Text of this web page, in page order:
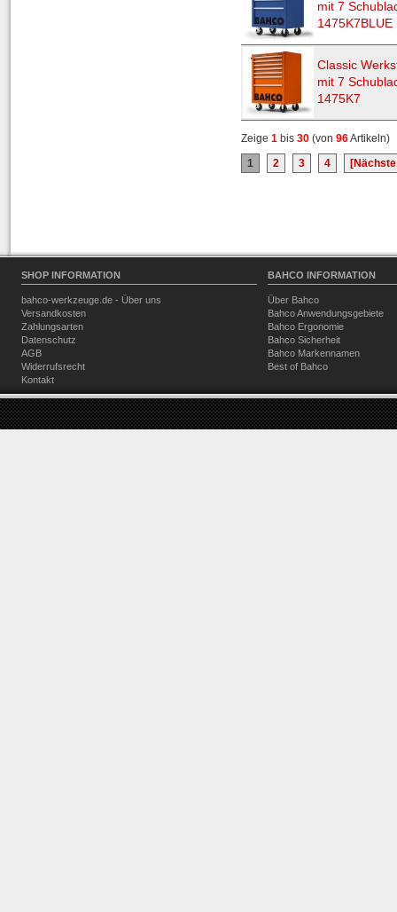
mit 7
1475K7BLUE
Classic
mit 7
1475K7
Zeige 1 bis 30 (von 96Artikeln)
1
2 3 4
SHOP INFORMATION
bahco-werkzeuge.de - Über uns
Versandkosten
Zahlungsarten
Datenschutz
AGB
Widerrufsrecht
Kontakt
BAHCO INFORMATION
Über Bahco
Bahco Anwendungsgebiete
Bahco Ergonomie
Bahco Sicherheit
Bahco Markennamen
Best of Bahco